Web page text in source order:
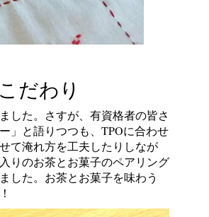
だわり
した。さすが、有資格者の皆さ
」と語りつつも、TPOに合わせ
て淹れ方を工夫したりしなが
りのお茶とお菓子のペアリング
した。お茶とお菓子を味わう